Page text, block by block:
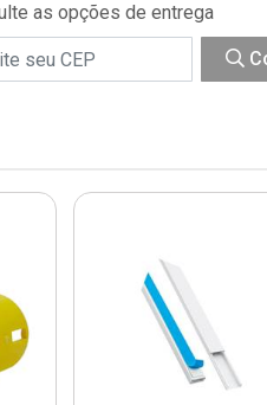
as opções de entrega